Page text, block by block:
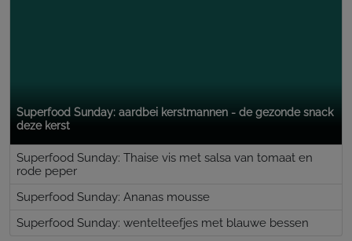
Superfood Sunday: aardbei kerstmannen - de gezonde snack
deze kerst
Superfood Sunday: Thaise vis met salsa van tomaat en
rode peper
Superfood Sunday: Ananas mousse
Superfood Sunday: wentelteefjes met blauwe bessen